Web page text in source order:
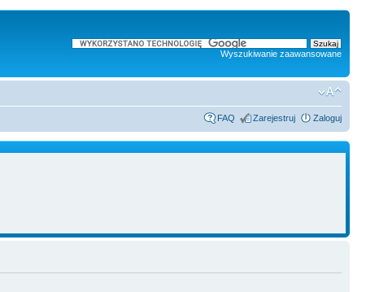
Wyszukiwanie zaawansowane
FAQ Zarejestruj Zaloguj